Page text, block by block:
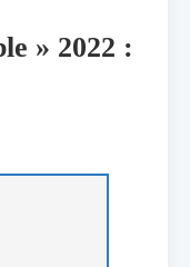
» 2022 :